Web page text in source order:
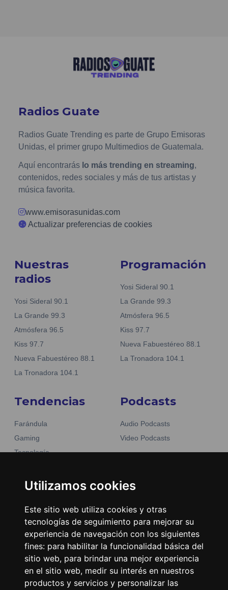
Utilizamos cookies
Este sitio web utiliza cookies y otras
tecnologías de seguimiento para mejorar su
experiencia de navegación con los siguientes
fines: para habilitar la funcionalidad básica del
sitio web, para brindar una mejor experiencia
en el sitio web, medir su interés en nuestros
productos y servicios y personalizar las
Radios Guate
Radios Guate Trending es parte de Grupo Emisoras
Unidas, el primer grupo Multimedios de Guatemala.
Aquí encontrarás lo más trending en streaming,
contenidos, redes sociales y más de tus artistas y
música favorita.
www.emisorasunidas.com
Actualizar preferencias de cookies
Nuestras
radios
Yosi Sideral 90.1
La Grande 99.3
Atmósfera 96.5
Kiss 97.7
Nueva Fabuestéreo 88.1
La Tronadora 104.1
Programación
Yosi Sideral 90.1
La Grande 99.3
Atmósfera 96.5
Kiss 97.7
Nueva Fabuestéreo 88.1
La Tronadora 104.1
Tendencias
Farándula
Gaming
Tecnología
Business
Podcasts
Audio Podcasts
Video Podcasts
Emisoras Unidas
Encuéntranos
Contacto
Términos y condiciones
Directorio